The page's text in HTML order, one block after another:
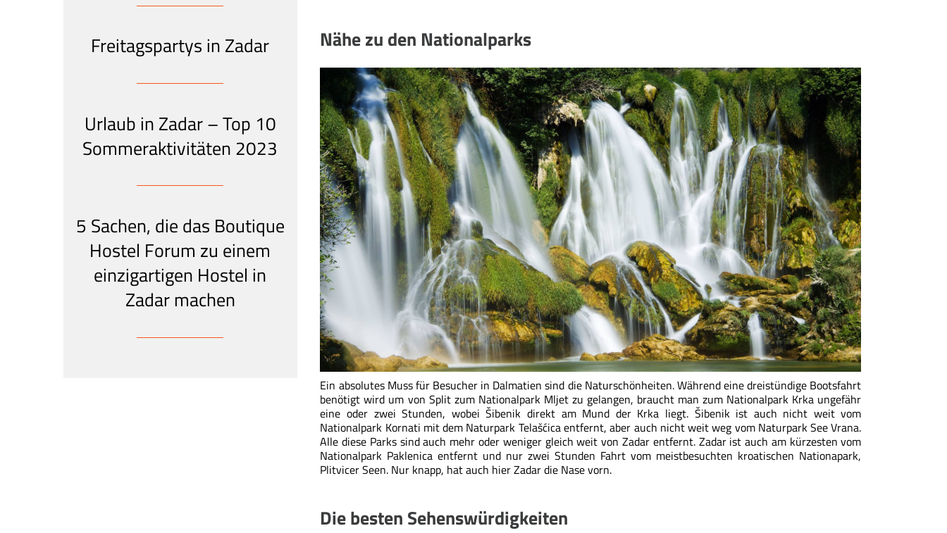
Freitagspartys in Zadar
Urlaub in Zadar – Top 10
Sommeraktivitäten 2023
5 Sachen, die das Boutique
Hostel Forum zu einem
einzigartigen Hostel in
Zadar machen
Nähe zu den Nationalparks
Ein absolutes Muss für Besucher in Dalmatien sind die Naturschönheiten. Während eine dreistündige Bootsfahrt
benötigt wird um von Split zum Nationalpark Mljet zu gelangen, braucht man zum Nationalpark Krka ungefähr
eine oder zwei Stunden, wobei Šibenik direkt am Mund der Krka liegt. Šibenik ist auch nicht weit vom
Nationalpark Kornati mit dem Naturpark Telašćica entfernt, aber auch nicht weit weg vom Naturpark See Vrana.
Alle diese Parks sind auch mehr oder weniger gleich weit von Zadar entfernt. Zadar ist auch am kürzesten vom
Nationalpark Paklenica entfernt und nur zwei Stunden Fahrt vom meistbesuchten kroatischen Nationapark,
Plitvicer Seen. Nur knapp, hat auch hier Zadar die Nase vorn.
Die besten Sehenswürdigkeiten